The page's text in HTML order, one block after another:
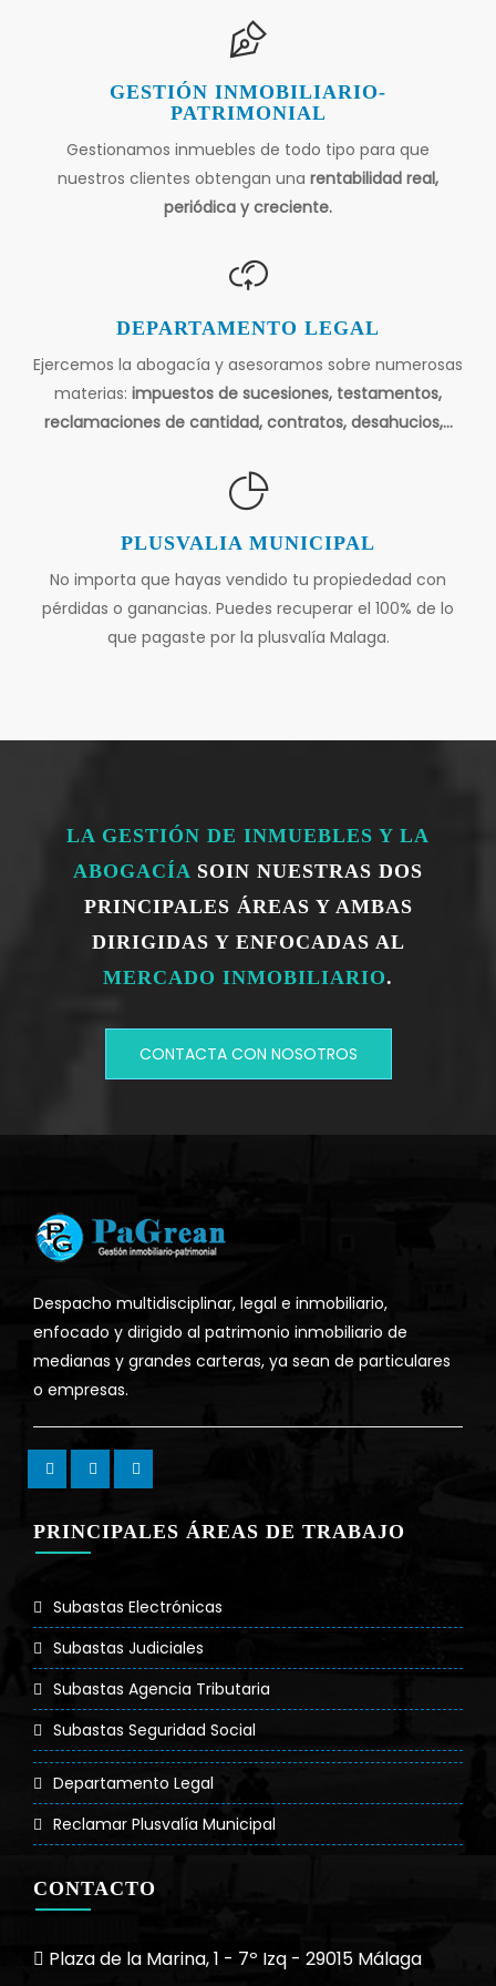
GESTIÓN INMOBILIARIO-
PATRIMONIAL
Gestionamos inmuebles de todo tipo para que
nuestros clientes obtengan una rentabilidad real,
periódica y creciente.
DEPARTAMENTO LEGAL
Ejercemos la abogacía y asesoramos sobre numerosas
materias: impuestos de sucesiones, testamentos,
reclamaciones de cantidad, contratos, desahucios,...
PLUSVALIA MUNICIPAL
No importa que hayas vendido tu propiededad con
pérdidas o ganancias. Puedes recuperar el 100% de lo
que pagaste por la plusvalía Malaga.
LA GESTIÓN DE INMUEBLES Y LA
ABOGACÍA SOIN NUESTRAS DOS
PRINCIPALES ÁREAS Y AMBAS
DIRIGIDAS Y ENFOCADAS AL
MERCADO INMOBILIARIO.
CONTACTA CON NOSOTROS
Despacho multidisciplinar, legal e inmobiliario,
enfocado y dirigido al patrimonio inmobiliario de
medianas y grandes carteras, ya sean de particulares
o empresas.
PRINCIPALES ÁREAS DE TRABAJO
Subastas Electrónicas
Subastas Judiciales
Subastas Agencia Tributaria
Subastas Seguridad Social
Departamento Legal
Reclamar Plusvalía Municipal
CONTACTO
Plaza de la Marina, 1 - 7º Izq - 29015 Málaga